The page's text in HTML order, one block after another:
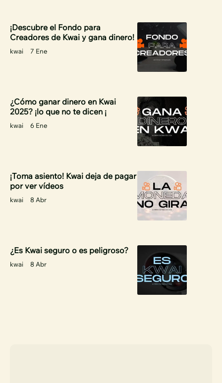
¡Descubre el Fondo para
Creadores de Kwai y gana dinero!
kwai 7 Ene
¿Cómo ganar dinero en Kwai
2025? ¡lo que no te dicen ¡
kwai 6 Ene
¡Toma asiento! Kwai deja de pagar
por ver vídeos
kwai 8 Abr
¿Es Kwai seguro o es peligroso?
kwai 8 Abr